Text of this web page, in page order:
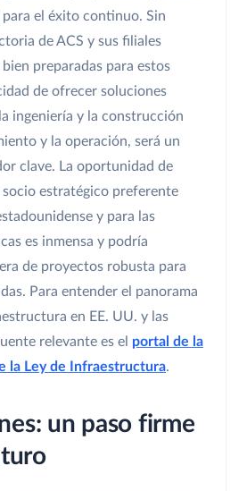
el éxito continuo. Sin
de ACS y sus filiales
preparadas para estos
de ofrecer soluciones
ingeniería y la construcción
y la operación, será un
clave. La oportunidad de
estratégico preferente
y para las
es inmensa y podría
de proyectos robusta para
Para entender el panorama
en EE. UU. y las
relevante es el portal de la
la Ley de Infraestructura.
un paso firme